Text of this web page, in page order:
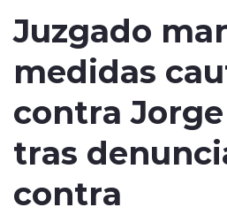
Juzgado
medidas
contra
tras
contra